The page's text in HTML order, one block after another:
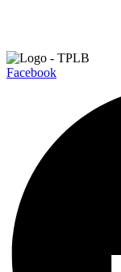
Facebook